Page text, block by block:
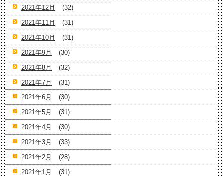
2021年12月
(32)
2021年11月
(31)
2021年10月
(31)
2021年9月
(30)
2021年8月
(32)
2021年7月
(31)
2021年6月
(30)
2021年5月
(31)
2021年4月
(30)
2021年3月
(33)
2021年2月
(28)
2021年1月
(31)